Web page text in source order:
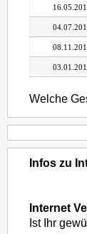
Welche
Infos zu
Internet
Ist Ihr